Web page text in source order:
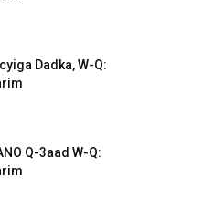
Dadka, W-Q:
Q-3aad W-Q: